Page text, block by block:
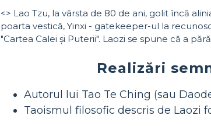
<> Lao Tzu, la vârsta de 80 de ani, golit încă
poarta vestică, Yinxi - gatekeeper-ul la
"Cartea Calei și Puterii". Laozi se spune că a
Realizări
Autorul lui Tao Te Ching (sau
Taoismul filosofic descris de Laozi